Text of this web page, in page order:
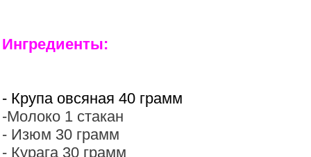
Ингредиенты:
- Крупа овсяная 40 грамм
-Молоко 1 cтакан
- Изюм 30 грамм
- Курага 30 грамм